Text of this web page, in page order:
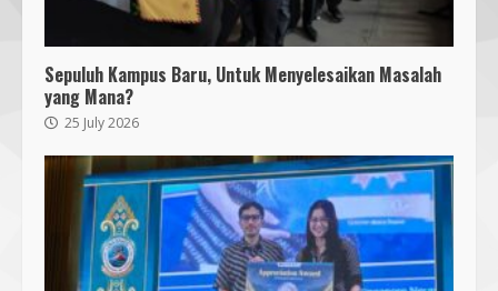
Sepuluh Kampus Baru, Untuk Menyelesaikan Masalah
yang Mana?
25 July 2026
3
Bukan Sekadar Bersih-Bersih, KKN
UMMAT dan Warga Sesela Perkuat
Ketangguhan Desa dari Risiko
Bencana
18 July 2026